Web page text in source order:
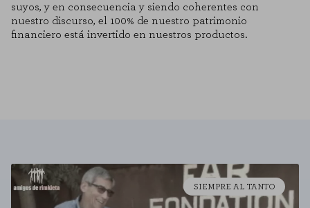
suyos, y en consecuencia y siendo coherentes con
nuestro discurso, el 100% de nuestro patrimonio
financiero está invertido en nuestros productos.
SIEMPRE AL TANTO